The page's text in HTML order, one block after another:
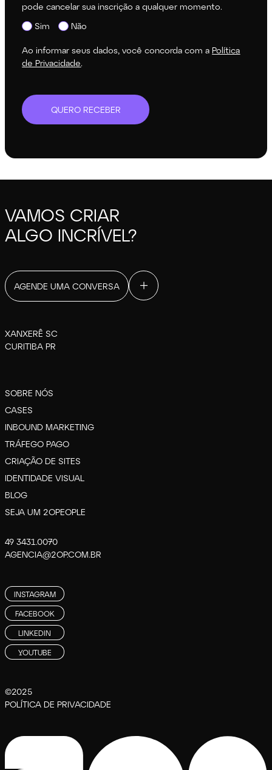
pode cancelar sua inscrição a qualquer momento.
Sim
Não
Ao informar seus dados, você concorda com aPolítica
de Privacidade.
QUERO RECEBER
VAMOS CRIAR
ALGO INCRÍVEL?
AGENDE UMA CONVERSA
XANXERÊ SC
CURITIBA PR
SOBRE NÓS
CASES
INBOUND MARKETING
TRÁFEGO PAGO
CRIAÇÃO DE SITES
IDENTIDADE VISUAL
BLOG
SEJA UM 2OPEOPLE
49 3431.0070
AGENCIA@2OP.COM.BR
INSTAGRAM
FACEBOOK
LINKEDIN
YOUTUBE
©2025
POLÍTICA DE PRIVACIDADE